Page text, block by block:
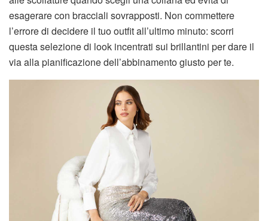
esagerare con bracciali sovrapposti. Non commettere
l’errore di decidere il tuo outfit all’ultimo minuto: scorri
questa selezione di look incentrati sui brillantini per dare il
via alla pianificazione dell’abbinamento giusto per te.